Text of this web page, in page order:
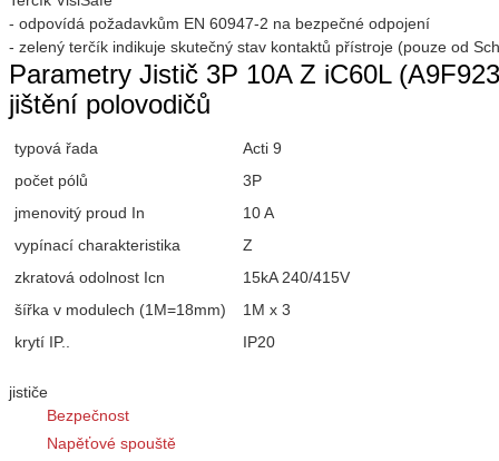
- odpovídá požadavkům EN 60947-2 na bezpečné odpojení
- zelený terčík indikuje skutečný stav kontaktů přístroje (pouze od
Parametry Jistič 3P 10A Z iC60L
jištění polovodičů
typová řada
Acti 9
počet pólů
3P
jmenovitý proud In
10 A
vypínací charakteristika
Z
zkratová odolnost Icn
15kA 240/415V
šířka v modulech (1M=18mm)
1M x 3
krytí IP..
IP20
jističe
Bezpečnost
Napěťové spouště